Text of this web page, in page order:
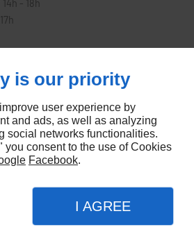
08h - 12h / 14h - 18h
is our priority
user experience by
and ads, as well as analyzing
social networks functionalities.
you consent to the use of Cookies
Facebook.
I AGREE